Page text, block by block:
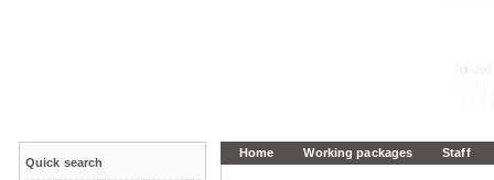
Home Working packages Staff
Quick search